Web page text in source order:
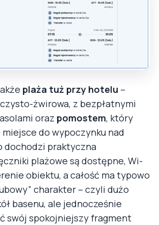
plaża tuż przy hotelu –
żwirowa, z bezpłatnymi
oraz pomostem, który
do wypoczynku nad
dochodzi praktyczna
plażowe są dostępne, Wi-
obiektu, a całość ma typowo
charakter – czyli dużo
basenu, ale jednocześnie
swój spokojniejszy fragment